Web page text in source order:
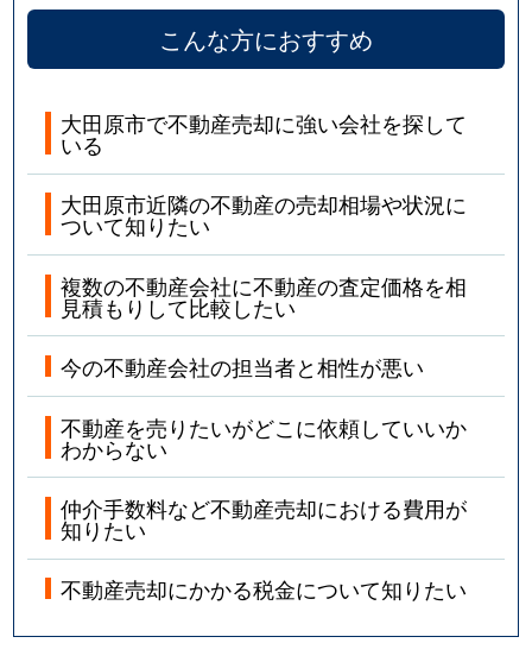
こんな方におすすめ
大田原市で不動産売却に強い会社を探して
いる
大田原市近隣の不動産の売却相場や状況に
ついて知りたい
複数の不動産会社に不動産の査定価格を相
見積もりして比較したい
今の不動産会社の担当者と相性が悪い
不動産を売りたいがどこに依頼していいか
わからない
仲介手数料など不動産売却における費用が
知りたい
不動産売却にかかる税金について知りたい